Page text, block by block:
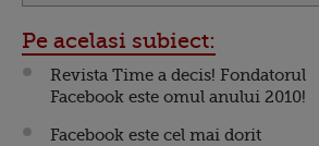
Pe acelasi subiect:
Revista Time a decis! Fondatorul
Facebook este omul anului 2010!
Facebook este cel mai dorit